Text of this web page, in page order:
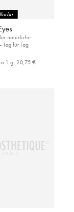
natürliche
Tag für Tag
1 g: 20,75 €